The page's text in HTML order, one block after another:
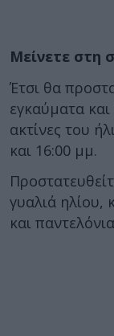
Μείνετε στη
Έτσι θα
εγκαύματα
ακτίνες του
και 16:00 μμ.
γυαλιά ηλίου,
και